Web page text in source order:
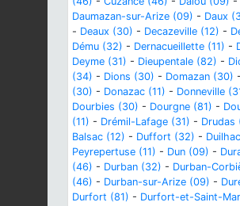
Daumazan-sur-Arize (09) - Daux
- Deaux (30) - Decazeville (12) -
Dému (32) - Dernacueillette (11) -
Deyme (31) - Dieupentale (82) -
(34) - Dions (30) - Domazan (30) -
(30) - Donazac (11) - Donneville
Dourbies (30) - Dourgne (81) -
(11) - Drémil-Lafage (31) - Drudas
Balsac (12) - Duffort (32) -
Peyrepertuse (11) - Dun (09) -
(46) - Durban (32) - Durban-
(46) - Durban-sur-Arize (09) -
Durfort (81) - Durfort-et-Saint-